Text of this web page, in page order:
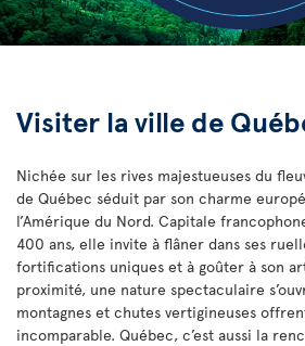
Visiter la ville de
Nichée sur les rives majestueuses du
de Québec séduit par son charme
l’Amérique du Nord. Capitale
400 ans, elle invite à flâner dans ses
fortifications uniques et à goûter à son
proximité, une nature spectaculaire
montagnes et chutes vertigineuses
incomparable. Québec, c’est aussi la